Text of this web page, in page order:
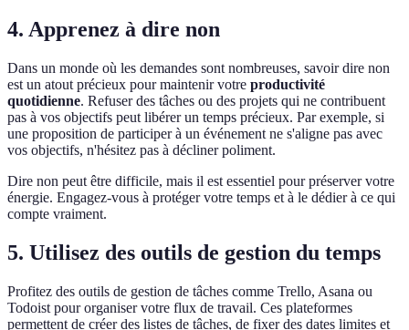
4. Apprenez à dire non
Dans un monde où les demandes sont nombreuses, savoir dire non
est un atout précieux pour maintenir votre productivité
quotidienne. Refuser des tâches ou des projets qui ne contribuent
pas à vos objectifs peut libérer un temps précieux. Par exemple, si
une proposition de participer à un événement ne s'aligne pas avec
vos objectifs, n'hésitez pas à décliner poliment.
Dire non peut être difficile, mais il est essentiel pour préserver votre
énergie. Engagez-vous à protéger votre temps et à le dédier à ce qui
compte vraiment.
5. Utilisez des outils de gestion du temps
Profitez des outils de gestion de tâches comme Trello, Asana ou
Todoist pour organiser votre flux de travail. Ces plateformes
permettent de créer des listes de tâches, de fixer des dates limites et